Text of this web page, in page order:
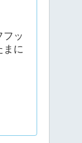
ッ
まに